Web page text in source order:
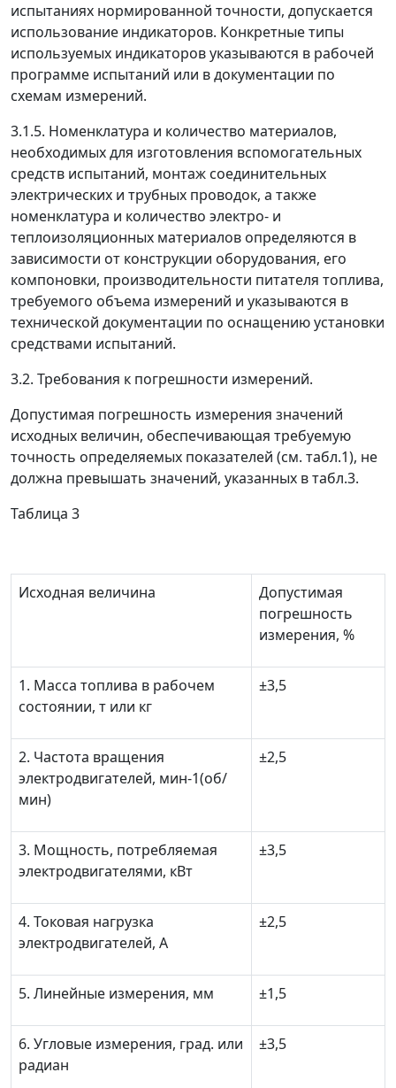
испытаниях нормированной точности, допускается
использование индикаторов. Конкретные типы
используемых индикаторов указываются в рабочей
программе испытаний или в документации по
схемам измерений.
3.1.5. Номенклатура и количество материалов,
необходимых для изготовления вспомогательных
средств испытаний, монтаж соединительных
электрических и трубных проводок, а также
номенклатура и количество электро- и
теплоизоляционных материалов определяются в
зависимости от конструкции оборудования, его
компоновки, производительности питателя топлива,
требуемого объема измерений и указываются в
технической документации по оснащению установки
средствами испытаний.
3.2. Требования к погрешности измерений.
Допустимая погрешность измерения значений
исходных величин, обеспечивающая требуемую
точность определяемых показателей (см. табл.1), не
должна превышать значений, указанных в табл.3.
Таблица 3
Исходная величина
Допустимая
погрешность
измерения, %
1. Масса топлива в рабочем
состоянии, т или кг
±3,5
2. Частота вращения
электродвигателей, мин-1(об/
мин)
±2,5
3. Мощность, потребляемая
электродвигателями, кВт
±3,5
4. Токовая нагрузка
электродвигателей, А
±2,5
5. Линейные измерения, мм ±1,5
6. Угловые измерения, град. или
радиан
±3,5